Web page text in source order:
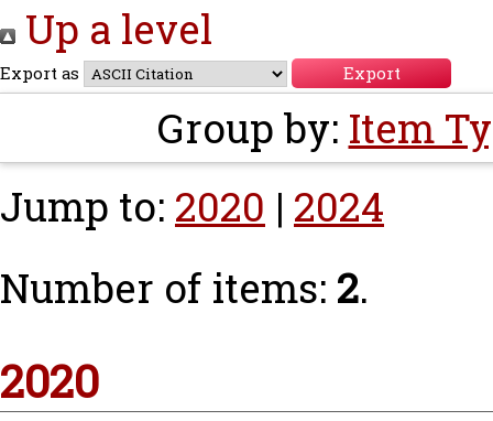
Up a level
Export as
Group by: Item
Jump to: 2020 | 2024
Number of items: 2.
2020